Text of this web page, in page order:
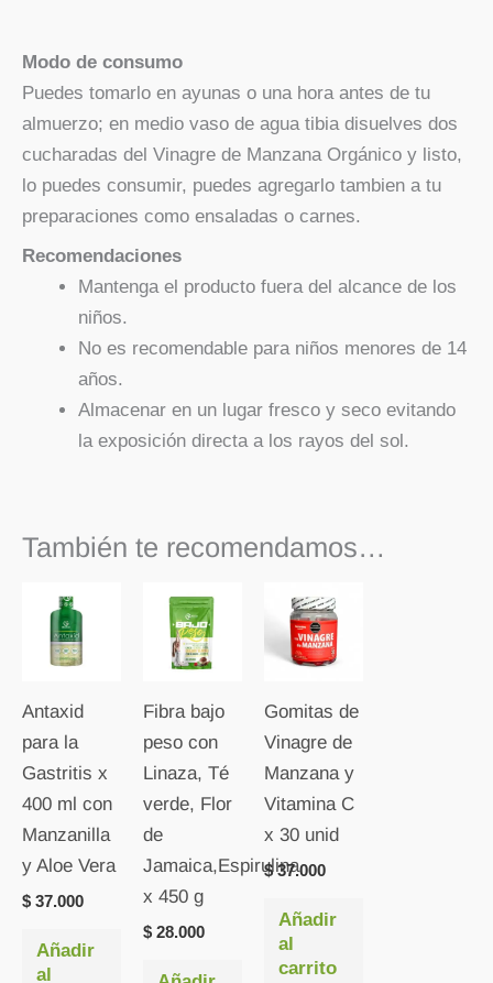
Modo de consumo
Puedes tomarlo en ayunas o una hora antes de tu
almuerzo; en medio vaso de agua tibia disuelves dos
cucharadas del Vinagre de Manzana Orgánico y listo,
lo puedes consumir, puedes agregarlo tambien a tu
preparaciones como ensaladas o carnes.
Recomendaciones
Mantenga el producto fuera del alcance de los
niños.
No es recomendable para niños menores de 14
años.
Almacenar en un lugar fresco y seco evitando
la exposición directa a los rayos del sol.
También te recomendamos…
Antaxid
para la
Gastritis x
400 ml con
Manzanilla
y Aloe Vera
$ 37.000
Añadir
al
Fibra bajo
peso con
Linaza, Té
verde, Flor
de
Jamaica,Espirulina
x 450 g
$28.000
Gomitas de
Vinagre de
Manzana y
Vitamina C
x 30 unid
$37.000
Añadir
al
carrito